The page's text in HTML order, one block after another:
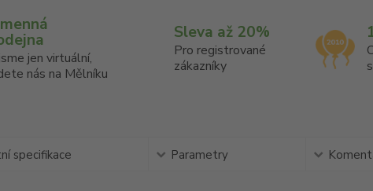
jen virtuální,
nás na Mělníku
Sleva až 20%
Pro registrované
zákazníky
specifikace Parametry